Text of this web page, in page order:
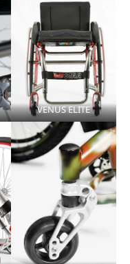
VENUS ELITE